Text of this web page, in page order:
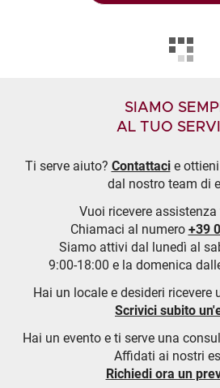
SIAMO
AL TUO
Ti serve aiuto? Contattacie
dal nostro team di
Vuoi ricevere
Chiamaci al numero +39
Siamo attivi dal lunedì al
9:00-18:00 e la domenica
Hai un locale e desideri ricevere
Scrivici subito
Hai un evento e ti serve una
Affidati ai nostri
Richiedi ora un